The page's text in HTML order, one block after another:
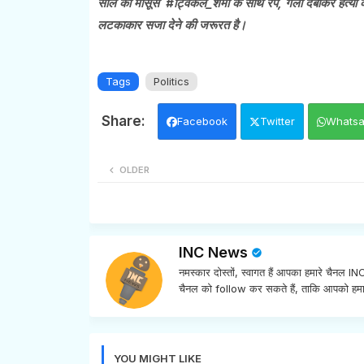
लटकाकार सजा देने की जरूरत है।
Tags Politics
Facebook Twitter
OLDER
INC News
नमस्कार दोस्तों, स्वागत हैं आपका हमारे चैनल
चैनल को follow कर सकते हैं, ताकि आपको
YOU MIGHT LIKE